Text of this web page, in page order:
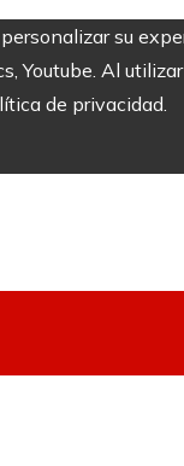
su
Youtube. Al
de privacidad.